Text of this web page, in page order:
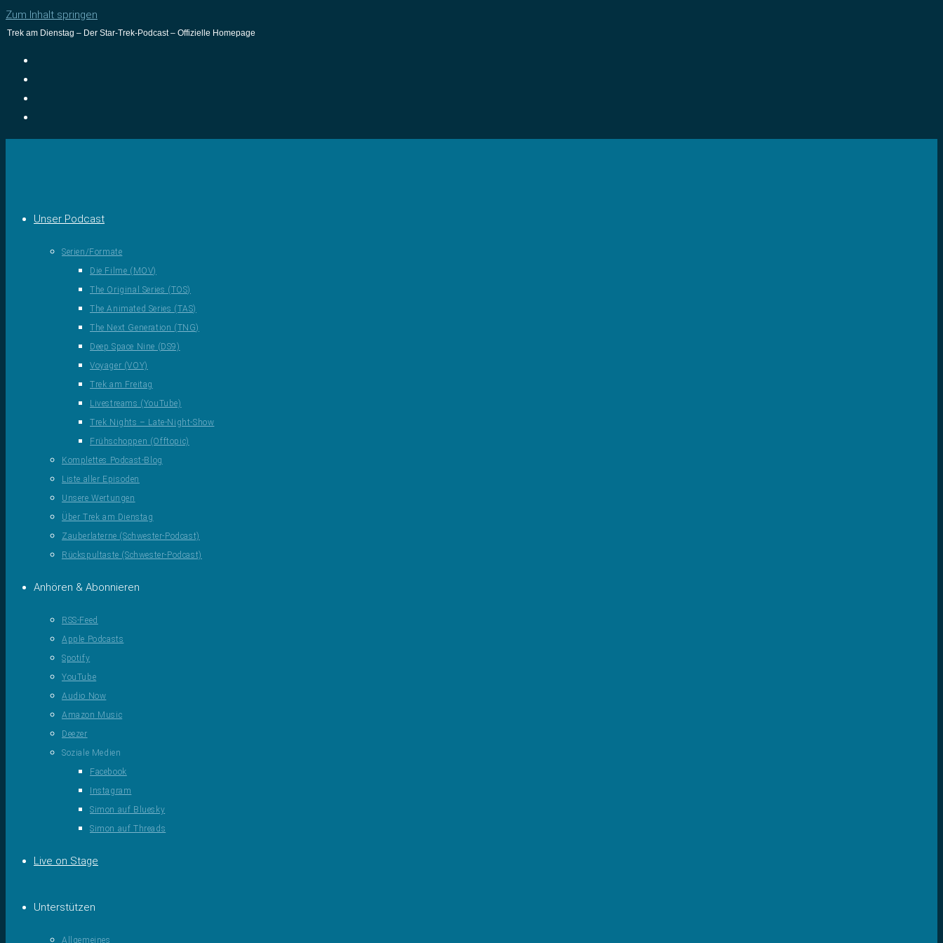
Zum Inhalt springen
Trek am Dienstag – Der Star-Trek-Podcast – Offizielle Homepage
Unser Podcast
Serien/Formate
Die Filme (MOV)
The Original Series (TOS)
The Animated Series (TAS)
The Next Generation (TNG)
Deep Space Nine (DS9)
Voyager (VOY)
Trek am Freitag
Livestreams (YouTube)
Trek Nights – Late-Night-Show
Frühschoppen (Offtopic)
Komplettes Podcast-Blog
Liste aller Episoden
Unsere Wertungen
Über Trek am Dienstag
Zauberlaterne (Schwester-Podcast)
Rückspultaste (Schwester-Podcast)
Anhören & Abonnieren
RSS-Feed
Apple Podcasts
Spotify
YouTube
Audio Now
Amazon Music
Deezer
Soziale Medien
Facebook
Instagram
Simon auf Bluesky
Simon auf Threads
Live on Stage
Unterstützen
Allgemeines